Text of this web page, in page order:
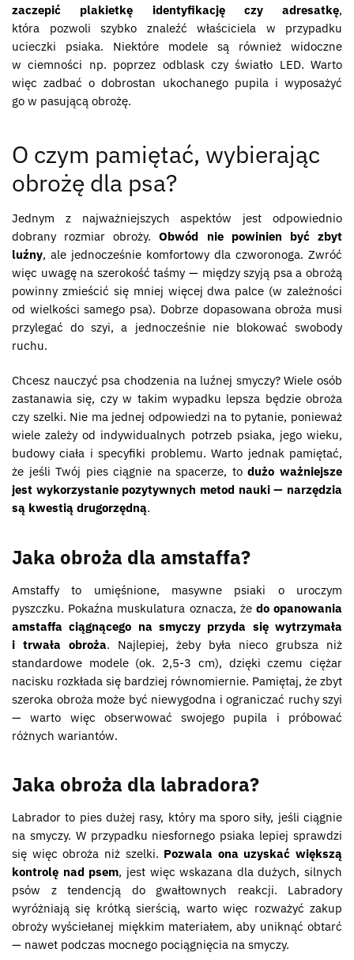
zaczepić plakietkę identyfikację czy adresatkę,
która pozwoli szybko znaleźć właściciela w przypadku
ucieczki psiaka. Niektóre modele są również widoczne
w ciemności np. poprzez odblask czy światło LED. Warto
więc zadbać o dobrostan ukochanego pupila i wyposażyć
go w pasującą obrożę.
O czym pamiętać, wybierając
obrożę dla psa?
Jednym z najważniejszych aspektów jest odpowiednio
dobrany rozmiar obroży.Obwód nie powinien być zbyt
luźny, ale jednocześnie komfortowy dla czworonoga. Zwróć
więc uwagę na szerokość taśmy — między szyją psa a obrożą
powinny zmieścić się mniej więcej dwa palce (w zależności
od wielkości samego psa). Dobrze dopasowana obroża musi
przylegać do szyi, a jednocześnie nie blokować swobody
ruchu.
Chcesz nauczyć psa chodzenia na luźnej smyczy? Wiele osób
zastanawia się, czy w takim wypadku lepsza będzie obroża
czy szelki. Nie ma jednej odpowiedzi na to pytanie, ponieważ
wiele zależy od indywidualnych potrzeb psiaka, jego wieku,
budowy ciała i specyfiki problemu. Warto jednak pamiętać,
że jeśli Twój pies ciągnie na spacerze, todużo ważniejsze
jest wykorzystanie pozytywnych metod nauki — narzędzia
są kwestią drugorzędną.
Jaka obroża dla amstaffa?
Amstaffy to umięśnione, masywne psiaki o uroczym
pyszczku. Pokaźna muskulatura oznacza, żedo opanowania
amstaffa ciągnącego na smyczy przyda się wytrzymała
i trwała obroża. Najlepiej, żeby była nieco grubsza niż
standardowe modele (ok. 2,5-3 cm), dzięki czemu ciężar
nacisku rozkłada się bardziej równomiernie. Pamiętaj, że zbyt
szeroka obroża może być niewygodna i ograniczać ruchy szyi
— warto więc obserwować swojego pupila i próbować
różnych wariantów.
Jaka obroża dla labradora?
Labrador to pies dużej rasy, który ma sporo siły, jeśli ciągnie
na smyczy. W przypadku niesfornego psiaka lepiej sprawdzi
się więc obroża niż szelki. Pozwala ona uzyskać większą
kontrolę nad psem, jest więc wskazana dla dużych, silnych
psów z tendencją do gwałtownych reakcji. Labradory
wyróżniają się krótką sierścią, warto więc rozważyć zakup
obroży wyściełanej miękkim materiałem, aby uniknąć obtarć
— nawet podczas mocnego pociągnięcia na smyczy.